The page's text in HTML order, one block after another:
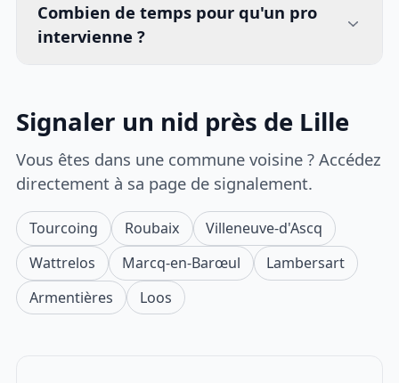
Combien de temps pour qu'un pro
intervienne ?
Signaler un nid près de Lille
Vous êtes dans une commune voisine ? Accédez
directement à sa page de signalement.
Tourcoing Roubaix
Villeneuve-d'Ascq
Wattrelos
Marcq-en-Barœul
Lambersart
Armentières
Loos